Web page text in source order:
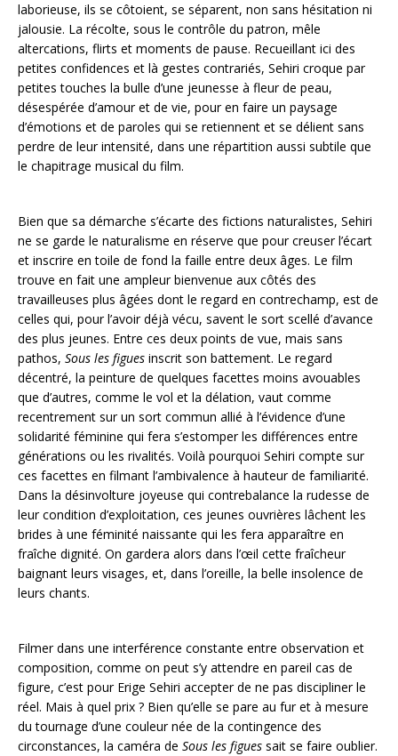
laborieuse, ils se côtoient, se séparent, non sans hésitation ni
jalousie. La récolte, sous le contrôle du patron, mêle
altercations, flirts et moments de pause. Recueillant ici des
petites confidences et là gestes contrariés, Sehiri croque par
petites touches la bulle d’une jeunesse à fleur de peau,
désespérée d’amour et de vie, pour en faire un paysage
d’émotions et de paroles qui se retiennent et se délient sans
perdre de leur intensité, dans une répartition aussi subtile que
le chapitrage musical du film.
Bien que sa démarche s’écarte des fictions naturalistes, Sehiri
ne se garde le naturalisme en réserve que pour creuser l’écart
et inscrire en toile de fond la faille entre deux âges. Le film
trouve en fait une ampleur bienvenue aux côtés des
travailleuses plus âgées dont le regard en contrechamp, est de
celles qui, pour l’avoir déjà vécu, savent le sort scellé d’avance
des plus jeunes. Entre ces deux points de vue, mais sans
pathos, Sous les figues inscrit son battement. Le regard
décentré, la peinture de quelques facettes moins avouables
que d’autres, comme le vol et la délation, vaut comme
recentrement sur un sort commun allié à l’évidence d’une
solidarité féminine qui fera s’estomper les différences entre
générations ou les rivalités. Voilà pourquoi Sehiri compte sur
ces facettes en filmant l’ambivalence à hauteur de familiarité.
Dans la désinvolture joyeuse qui contrebalance la rudesse de
leur condition d’exploitation, ces jeunes ouvrières lâchent les
brides à une féminité naissante qui les fera apparaître en
fraîche dignité. On gardera alors dans l’œil cette fraîcheur
baignant leurs visages, et, dans l’oreille, la belle insolence de
leurs chants.
Filmer dans une interférence constante entre observation et
composition, comme on peut s’y attendre en pareil cas de
figure, c’est pour Erige Sehiri accepter de ne pas discipliner le
réel. Mais à quel prix ? Bien qu’elle se pare au fur et à mesure
du tournage d’une couleur née de la contingence des
circonstances, la caméra de Sous les figues sait se faire oublier.